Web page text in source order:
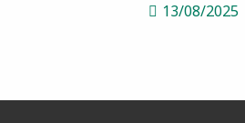
13/08/2025